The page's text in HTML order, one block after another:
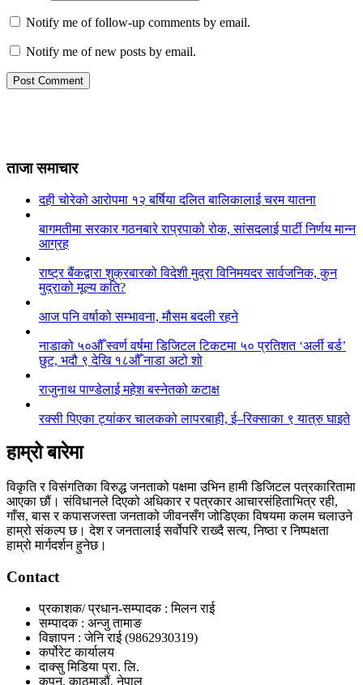
Notify me of follow-up comments by email.
Notify me of new posts by email.
ताजा समाचार
दही चोरेको आरोपमा १२ बर्षिया दलित बालिकालाई चरम यातना
बागमतीमा सरकार गठनबारे राप्रपाको रोक, सांसदलाई पार्टी निर्णय मान्न
आग्रह
राष्ट्र बैंकद्वारा शुक्रबारको विदेशी मुद्रा विनिमयदर सार्वजनिक, कुन
मुद्राको मूल्य कति?
आज पनि वर्षाको सम्भावना, मौसम बदली रहने
नाडाको ५०औँ स्वर्ण वर्षमा डिजिटल टिकटमा ५० प्रतिशत ‘अर्ली बर्ड’
छुट, भदौ ९ देखि १८औँ नाडा अटो शो
राजुनाथ पाण्डेलाई महेश बस्नेतको कटाक्ष
रक्सी पिएका ट्यांकर चालकको लापरबाही, ई–रिक्साका ९ यात्रु घाइते
हाम्रो बारेमा
विकृति र विसंगतिका विरुद्ध जनताको पक्षमा उभिन हामी डिजिटल पत्रकारितामा
आएका छौं। संविधानले दिएको अधिकार र पत्रकार आचारसंहिताभित्र रही,
गाँस, बास र कपासजस्ता जनताको जीवनसँग जोडिएका विषयमा कलम चलाउने
हाम्रो संकल्प छ। देश र जनतालाई सर्वोपरि राख्दै सत्य, निष्ठा र निष्पक्षता
हाम्रो मार्गदर्शन हुनेछ।
Contact
प्रकाशक/ प्रधान-सम्पादक : मिलन राई
सम्पादक : अन्जु तामाङ
विज्ञापन : जेनि राई (9862930319)
कर्पोरेट कार्यालय
दाक्सु मिडिया प्रा. लि.
कपन, काठमाडौं, नेपाल